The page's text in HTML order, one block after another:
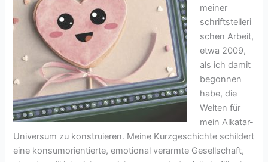
meiner
schriftstelleri
schen Arbeit,
etwa 2009,
als ich damit
begonnen
habe, die
Welten für
mein Alkatar-
Universum zu konstruieren. Meine Kurzgeschichte schildert
eine konsumorientierte, emotional verarmte Gesellschaft,